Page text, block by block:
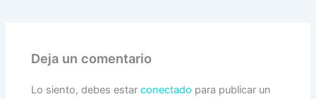
Deja un comentario
Lo siento, debes estarconectado para publicar un